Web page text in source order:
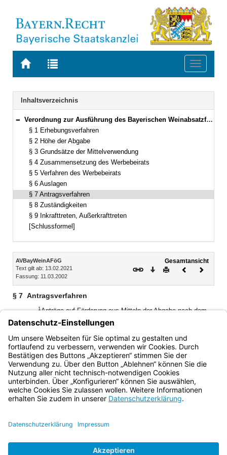
Zur
BAYERN.RECHT
Zur
letzten
Suche
Toggle
Navigation
Inhaltsverzeichnis
Bereich reduzieren
Verordnung zur Ausführung des Bayerischen Weinabsatzförderungsgesetzes (AVBayWeinAFöG) Vom 11. März 2002 (GVBl. S. 126) BayRS 2125-2-3-L (§§ 1–9)
§ 1 Erhebungsverfahren
§ 2 Höhe der Abgabe
§ 3 Grundsätze der Mittelverwendung
§ 4 Zusammensetzung des Werbebeirats
§ 5 Verfahren des Werbebeirats
§ 6 Auslagen
§ 7 Antragsverfahren
§ 8 Zuständigkeiten
§ 9 Inkrafttreten, Außerkrafttreten
[Schlussformel]
Inhalt
AVBayWeinAFöG
Text gilt ab: 13.02.2021
Fassung: 11.03.2002
Gesamtansicht
Download
DruckenVorheriges
§ 7 Antragsverfahren
1Anträge auf Förderung aus Mitteln der Abgabe nach dem
Bayerischen Weinabsatzförderungsgesetz sind bei der
Landesanstalt für Weinbau und Gartenbau (LWG) zu stellen.
2Diese leitet die Anträge mit einer fachlichen Stellungnahme
an das Staatsministerium weiter.
Bayern.de
BayernPortal
Impressum